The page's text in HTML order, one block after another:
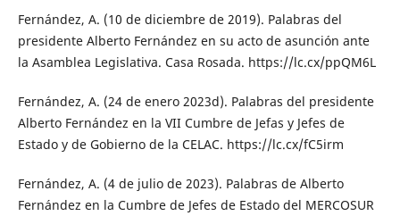
Fernández, A. (10 de diciembre de 2019). Palabras del
presidente Alberto Fernández en su acto de asunción ante
la Asamblea Legislativa. Casa Rosada. https://lc.cx/ppQM6L
Fernández, A. (24 de enero 2023d). Palabras del presidente
Alberto Fernández en la VII Cumbre de Jefas y Jefes de
Estado y de Gobierno de la CELAC. https://lc.cx/fC5irm
Fernández, A. (4 de julio de 2023). Palabras de Alberto
Fernández en la Cumbre de Jefes de Estado del MERCOSUR